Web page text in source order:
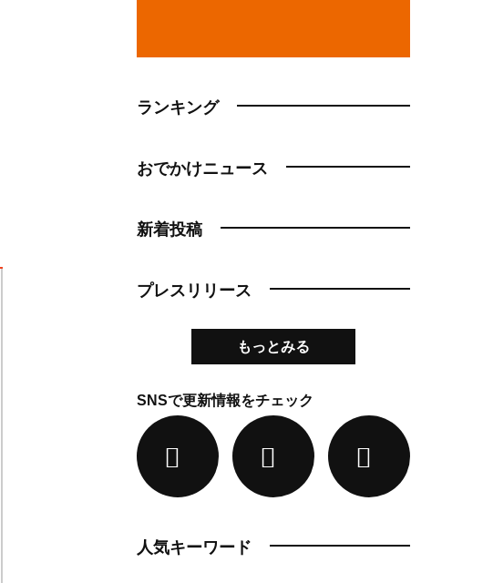
ランキング
おでかけニュース
新着投稿
プレスリリース
もっとみる
SNSで更新情報をチェック
人気キーワード